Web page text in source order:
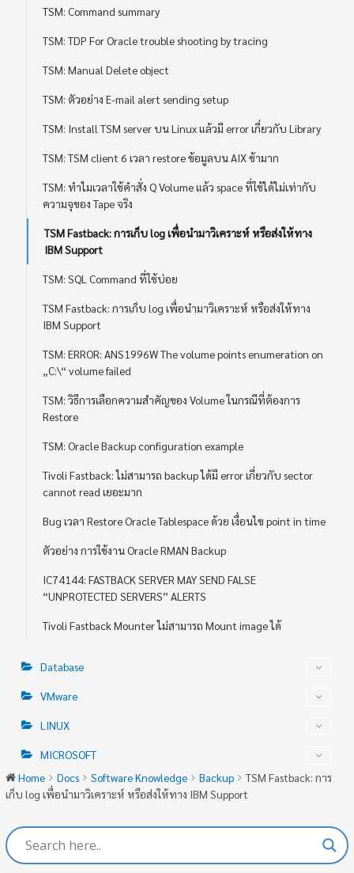
TSM: Command summary
TSM: TDP For Oracle trouble shooting by tracing
TSM: Manual Delete object
TSM: ตัวอย่าง E-mail alert sending setup
TSM: Install TSM server บน Linux แล้วมี error เกี่ยวกับ Library
TSM: TSM client 6 เวลา restore ข้อมูลบน AIX ช้ามาก
TSM: ทำไมเวลาใช้คำสั่ง Q Volume แล้ว space ที่ใช้ได้ไม่เท่ากับ
ความจุของ Tape จริง
TSM Fastback: การเก็บ log เพื่อนำมาวิเคราะห์ หรือส่งให้ทาง
IBM Support
TSM: SQL Command ที่ใช้บ่อย
TSM Fastback: การเก็บ log เพื่อนำมาวิเคราะห์ หรือส่งให้ทาง
IBM Support
TSM: ERROR: ANS1996W The volume points enumeration on
„C:\“ volume failed
TSM: วิธีการเลือกความสำคัญของ Volume ในกรณีที่ต้องการ
Restore
TSM: Oracle Backup configuration example
Tivoli Fastback: ไม่สามารถ backup ได้มี error เกี่ยวกับ sector
cannot read เยอะมาก
Bug เวลา Restore Oracle Tablespace ด้วย เงื่อนไข point in time
ตัวอย่าง การใช้งาน Oracle RMAN Backup
IC74144: FASTBACK SERVER MAY SEND FALSE
“UNPROTECTED SERVERS” ALERTS
Tivoli Fastback Mounter ไม่สามารถ Mount image ได้
Database
VMware
LINUX
MICROSOFT
Home
Docs Software Knowledge Backup
TSM Fastback: การ
เก็บ log เพื่อนำมาวิเคราะห์ หรือส่งให้ทาง IBM Support